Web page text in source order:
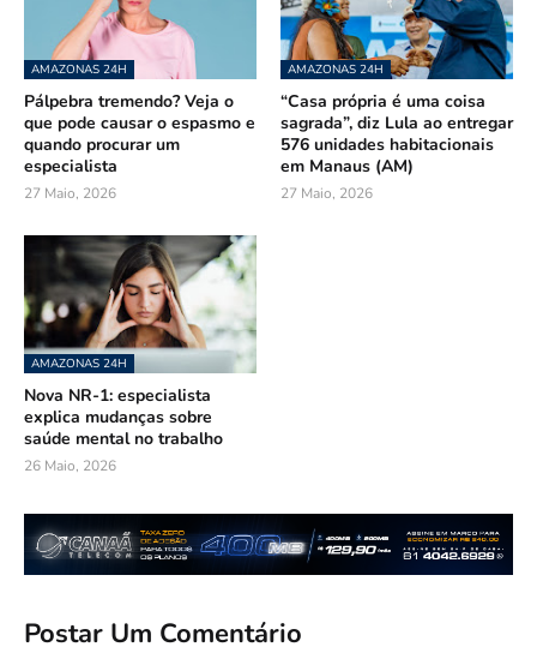
AMAZONAS 24H
Pálpebra tremendo? Veja o
que pode causar o espasmo e
quando procurar um
especialista
27 Maio, 2026
AMAZONAS 24H
“Casa própria é uma coisa
sagrada”, diz Lula ao entregar
576 unidades habitacionais
em Manaus (AM)
27 Maio, 2026
AMAZONAS 24H
Nova NR-1: especialista
explica mudanças sobre
saúde mental no trabalho
26 Maio, 2026
Postar Um Comentário